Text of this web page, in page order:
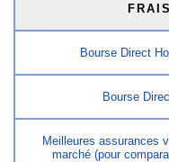
Bourse Direct
Bourse
Meilleures assurances
marché (pour